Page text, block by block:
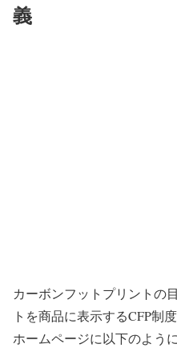
義
カーボンフットプリントの
トを商品に表示するCFP制
ホームページに以下のよう